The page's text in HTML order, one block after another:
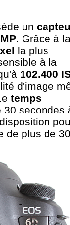
un
. Grâce à la
la plus
à la
102.400
d'image
temps
30 secondes
de plus de 30